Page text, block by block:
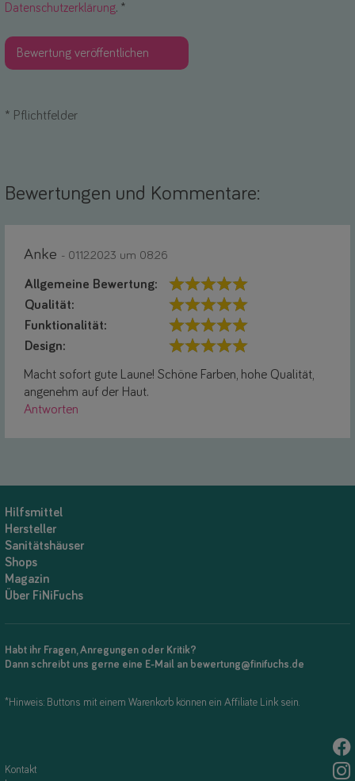
Datenschutzerklärung. *
* Pflichtfelder
Bewertungen und Kommentare:
Anke - 01.12.2023 um 08:26
Allgemeine Bewertung:
Qualität:
Funktionalität:
Design:
Macht sofort gute Laune! Schöne Farben, hohe Qualität,
angenehm auf der Haut.
Antworten
Hilfsmittel
Hersteller
Sanitätshäuser
Shops
Magazin
Über FiNiFuchs
Habt ihr Fragen, Anregungen oder Kritik?
Dann schreibt uns gerne eine E-Mail an bewertung@finifuchs.de
*Hinweis: Buttons mit einem Warenkorb können ein Affiliate Link sein.
Kontakt